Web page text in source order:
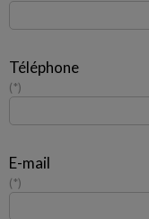
Téléphone
*
E-mail
*